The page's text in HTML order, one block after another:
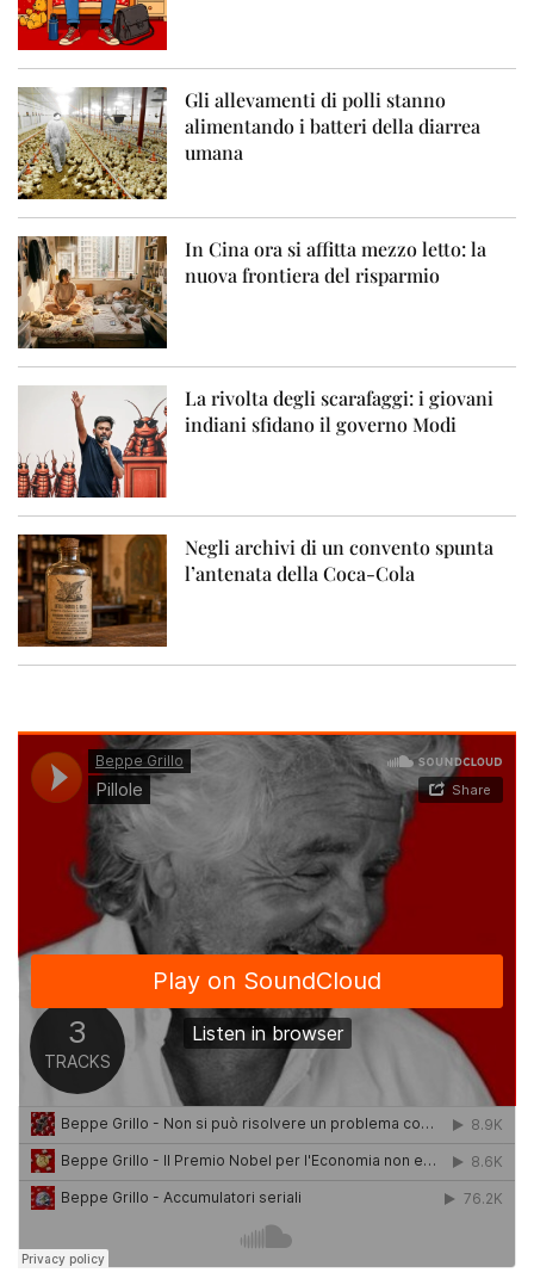
Gli allevamenti di polli stanno
alimentando i batteri della diarrea
umana
In Cina ora si affitta mezzo letto: la
nuova frontiera del risparmio
La rivolta degli scarafaggi: i giovani
indiani sfidano il governo Modi
Negli archivi di un convento spunta
l’antenata della Coca-Cola